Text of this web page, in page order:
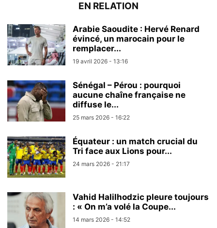
EN RELATION
Arabie Saoudite : Hervé Renard
évincé, un marocain pour le
remplacer...
19 avril 2026 - 13:16
Sénégal – Pérou : pourquoi
aucune chaîne française ne
diffuse le...
25 mars 2026 - 16:22
Équateur : un match crucial du
Tri face aux Lions pour...
24 mars 2026 - 21:17
Vahid Halilhodzic pleure toujours
: « On m’a volé la Coupe...
14 mars 2026 - 14:52